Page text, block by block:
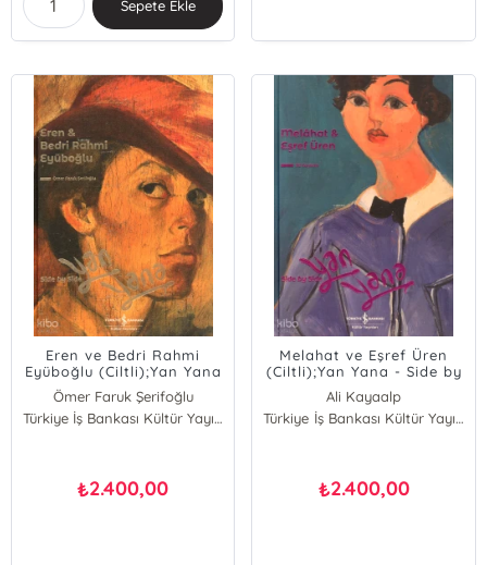
Sepete Ekle
Eren ve Bedri Rahmi
Eyüboğlu (Ciltli);Yan Yana
- Side by Side
Ömer Faruk Şerifoğlu
Türkiye İş Bankası Kültür Yayınları
₺2.400,00
Melahat ve Eşref Üren
(Ciltli);Yan Yana - Side by
Ali Kayaalp
Türkiye İş Bankası Kültür Yayınları
₺2.400,00